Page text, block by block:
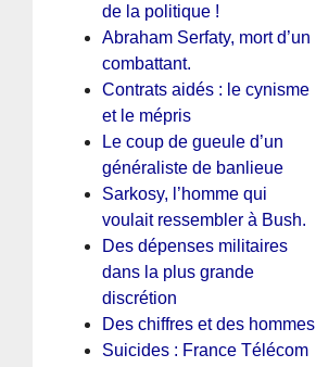
de la politique !
Abraham Serfaty, mort d’un
combattant.
Contrats aidés : le cynisme
et le mépris
Le coup de gueule d’un
généraliste de banlieue
Sarkosy, l’homme qui
voulait ressembler à Bush.
Des dépenses militaires
dans la plus grande
discrétion
Des chiffres et des hommes
Suicides : France Télécom